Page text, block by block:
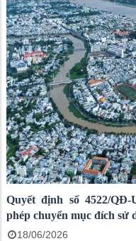
Quyết định số 4522/QĐ-
phép chuyển mục đích sử
18/06/2026